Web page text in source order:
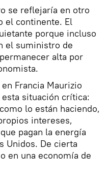
se reflejaría en otro
el continente. El
porque incluso
el suministro de
alta por
Francia Maurizio
esta situación crítica:
lo están haciendo,
intereses,
pagan la energía
Unidos. De cierta
en una economía de